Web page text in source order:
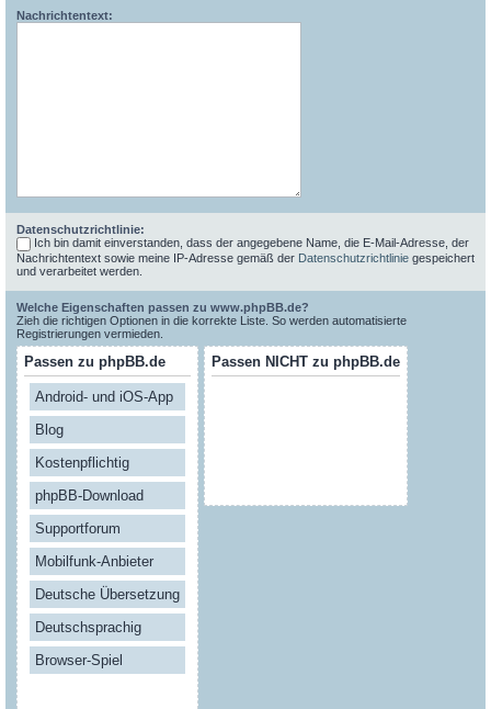
Nachrichtentext:
Datenschutzrichtlinie:
Ich bin damit einverstanden, dass der angegebene Name, die E-Mail-Adresse, der
Nachrichtentext sowie meine IP-Adresse gemäß der Datenschutzrichtlinie gespeichert
und verarbeitet werden.
Welche Eigenschaften passen zu www.phpBB.de?
Zieh die richtigen Optionen in die korrekte Liste. So werden automatisierte
Registrierungen vermieden.
Passen zu phpBB.de
Android- und iOS-App
Blog
Kostenpflichtig
phpBB-Download
Supportforum
Mobilfunk-Anbieter
Deutsche Übersetzung
Deutschsprachig
Browser-Spiel
Passen NICHT zu phpBB.de